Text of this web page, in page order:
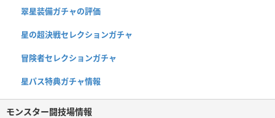
翠星装備ガチャの評価
星の超決戦セレクションガチャ
冒険者セレクションガチャ
星パス特典ガチャ情報
モンスター闘技場情報